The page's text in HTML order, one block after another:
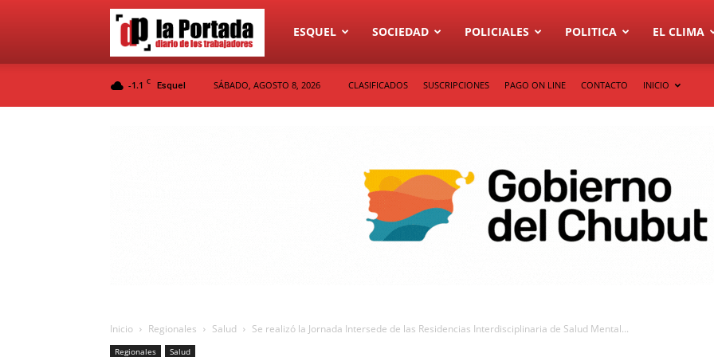
Diario
ESQUEL SOCIEDAD POLICIALES POLITICA EL CLIMA
-1.1 C Esquel SÁBADO, AGOSTO 8, 2026 CLASIFICADOS SUSCRIPCIONES PAGO ON LINE CONTACTO INICIO
Inicio Regionales Salud Se realizó la Jornada Intersede de las Residencias Interdisciplinaria de Salud Mental...
Regionales Salud